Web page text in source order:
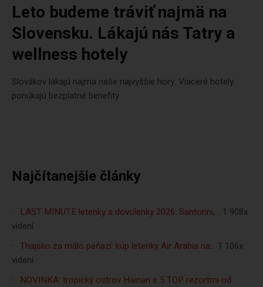
Leto budeme tráviť najmä na
Slovensku. Lákajú nás Tatry a
wellness hotely
Slovákov lákajú najmä naše najvyššie hory. Viaceré hotely
ponúkajú bezplatné benefity
Najčítanejšie články
LAST MINUTE letenky a dovolenky 2026: Santorini,… 1 908x
videní
Thajsko za málo peňazí: kúp letenky Air Arabia na… 1 106x
videní
NOVINKA: tropický ostrov Hainan s 5 TOP rezortmi od